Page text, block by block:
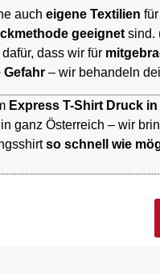
auch eigene Textilien
geeignet sind.
dass wir für
Gefahr – wir behandeln
Express T-Shirt Druck in
ganz Österreich – wir
so schnell wie